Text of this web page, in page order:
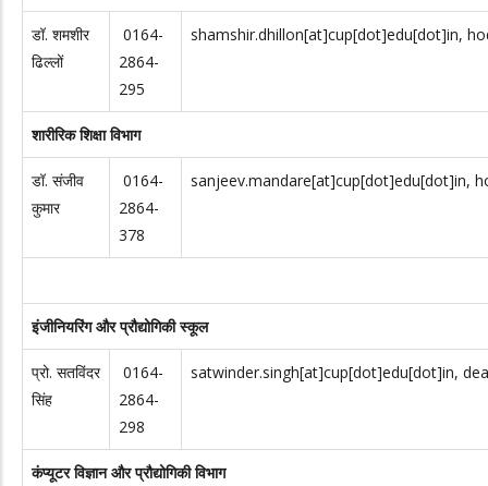
डॉ. शमशीर
ढिल्लों
0164-
2864-
295
shamshir.dhillon[at]cup[dot]edu[dot]in,
शारीरिक शिक्षा विभाग
डॉ. संजीव
कुमार
0164-
2864-
378
sanjeev.mandare[at]cup[dot]edu[dot]in,
इंजीनियरिंग और प्रौद्योगिकी स्कूल
प्रो. सतविंदर
सिंह
0164-
2864-
298
satwinder.singh[at]cup[dot]edu[dot]in,
कंप्यूटर विज्ञान और प्रौद्योगिकी विभाग